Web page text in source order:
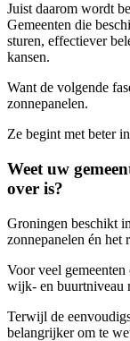
Juist daarom wordt
Gemeenten die
sturen, effectiever
kansen.
Want de volgende
zonnepanelen.
Ze begint met beter
Weet uw
over is?
Groningen beschikt
zonnepanelen én het
Voor veel
wijk- en buurtniveau
Terwijl de
belangrijker om te